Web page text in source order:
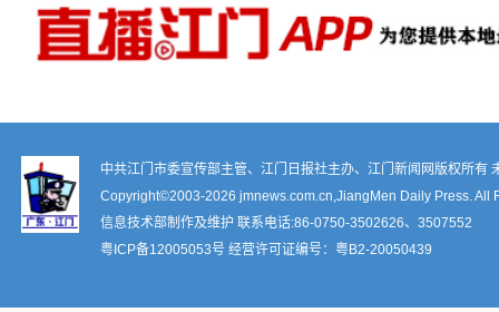
中共江门市委宣传部主管、江门日报社主办、江门新闻网版权所有
Copyright©2003-2026 jmnews.com.cn,JiangMen Daily Press. All
信息技术部制作及维护 联系电话:86-0750-3502626、3507552
粤ICP备12005053号 经营许可证编号： 粤B2-20050439